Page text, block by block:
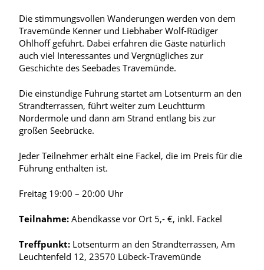
Die stimmungsvollen Wanderungen werden von dem
Travemünde Kenner und Liebhaber Wolf-Rüdiger
Ohlhoff geführt. Dabei erfahren die Gäste natürlich
auch viel Interessantes und Vergnügliches zur
Geschichte des Seebades Travemünde.
Die einstündige Führung startet am Lotsenturm an den
Strandterrassen, führt weiter zum Leuchtturm
Nordermole und dann am Strand entlang bis zur
großen Seebrücke.
Jeder Teilnehmer erhält eine Fackel, die im Preis für die
Führung enthalten ist.
Freitag 19:00 – 20:00 Uhr
Teilnahme: Abendkasse vor Ort 5,- €, inkl. Fackel
Treffpunkt: Lotsenturm an den Strandterrassen, Am
Leuchtenfeld 12, 23570 Lübeck-Travemünde